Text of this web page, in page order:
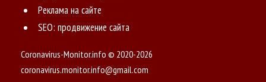
Реклама на сайте
SEO: продвижение сайта
Coronavirus-Monitor.info © 2020-2026
coronavirus.monitor.info@gmail.com